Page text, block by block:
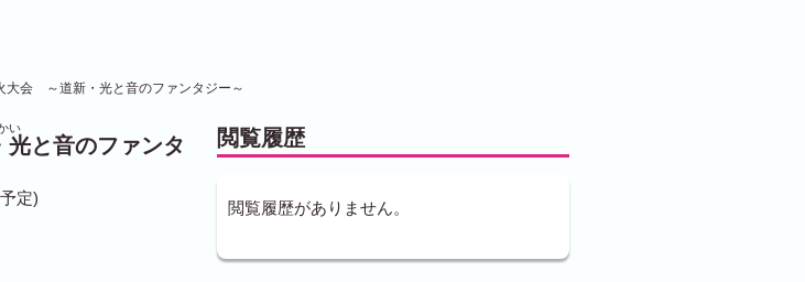
大会 ～道新・光と音のファンタジー～
い
と音のファンタ
定)
閲覧履歴
閲覧履歴がありません。